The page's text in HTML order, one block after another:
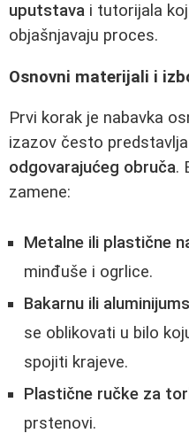
uputstava i tutorijala
objašnjavaju proces.
Osnovni materijali i
Prvi korak je nabavka
izazov često
odgovarajućeg obruča.
zamene:
Metalne ili plastične
minđuše i ogrlice.
Bakarnu ili
se oblikovati u bilo
spojiti krajeve.
Plastične ručke za
prstenovi.